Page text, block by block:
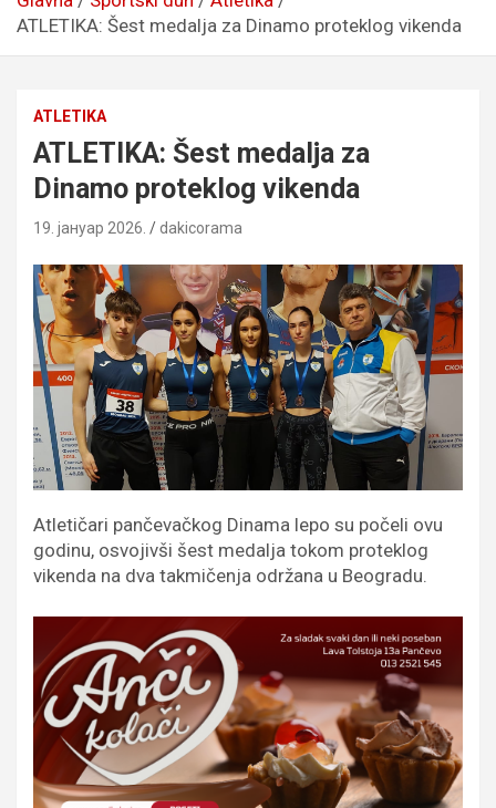
ATLETIKA: Šest medalja za Dinamo proteklog vikenda
ATLETIKA
ATLETIKA: Šest medalja za
Dinamo proteklog vikenda
19. јануар 2026. dakicorama
Atletičari pančevačkog Dinama lepo su počeli ovu
godinu, osvojivši šest medalja tokom proteklog
vikenda na dva takmičenja održana u Beogradu.